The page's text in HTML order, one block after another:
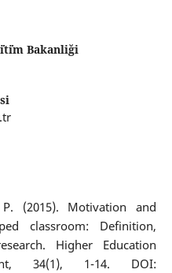
Bakanliği
(2015). Motivation and
classroom: Definition,
Higher Education
34(1), 1-14. DOI: